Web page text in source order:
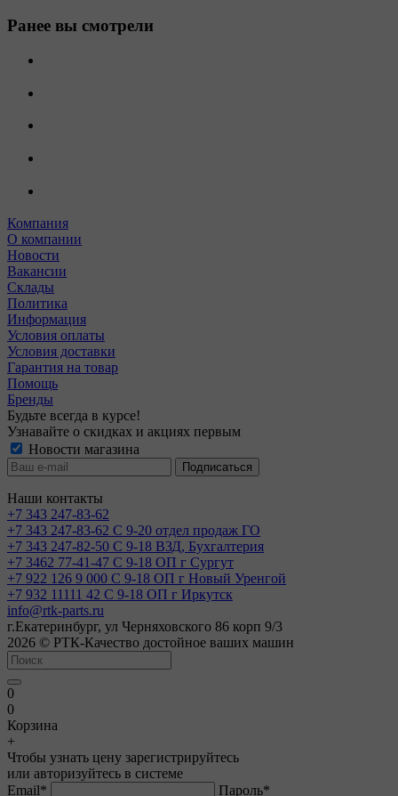
Ранее вы смотрели
Компания
О компании
Новости
Вакансии
Склады
Политика
Информация
Условия оплаты
Условия доставки
Гарантия на товар
Помощь
Бренды
Будьте всегда в курсе!
Узнавайте о скидках и акциях первым
Новости магазина
Наши контакты
+7 343 247-83-62
+7 343 247-83-62 С 9-20 отдел продаж ГО
+7 343 247-82-50 С 9-18 ВЗД, Бухгалтерия
+7 3462 77-41-47 С 9-18 ОП г Сургут
+7 922 126 9 000 С 9-18 ОП г Новый Уренгой
+7 932 11111 42 С 9-18 ОП г Иркутск
info@rtk-parts.ru
г.Екатеринбург, ул Черняховского 86 корп 9/3
2026 © РТК-Качество достойное ваших машин
0
0
Корзина
+
Чтобы узнать цену зарегистрируйтесь
или авторизуйтесь в системе
Email* Пароль*